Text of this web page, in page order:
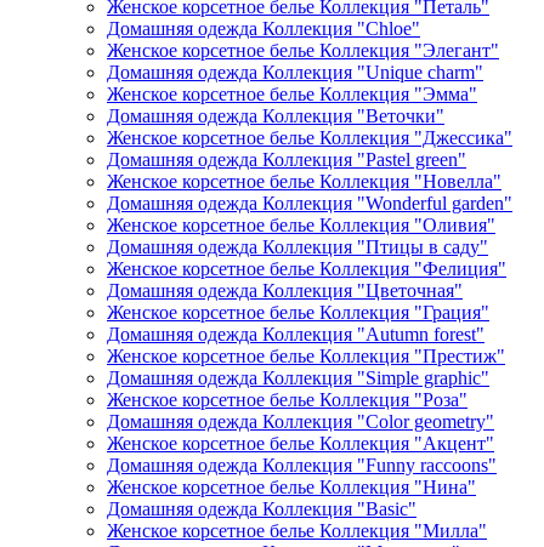
Женское корсетное белье Коллекция "Петаль"
Домашняя одежда Коллекция "Chloe"
Женское корсетное белье Коллекция "Элегант"
Домашняя одежда Коллекция "Unique charm"
Женское корсетное белье Коллекция "Эмма"
Домашняя одежда Коллекция "Веточки"
Женское корсетное белье Коллекция "Джессика"
Домашняя одежда Коллекция "Pastel green"
Женское корсетное белье Коллекция "Новелла"
Домашняя одежда Коллекция "Wonderful garden"
Женское корсетное белье Коллекция "Оливия"
Домашняя одежда Коллекция "Птицы в саду"
Женское корсетное белье Коллекция "Фелиция"
Домашняя одежда Коллекция "Цветочная"
Женское корсетное белье Коллекция "Грация"
Домашняя одежда Коллекция "Autumn forest"
Женское корсетное белье Коллекция "Престиж"
Домашняя одежда Коллекция "Simple graphic"
Женское корсетное белье Коллекция "Роза"
Домашняя одежда Коллекция "Color geometry"
Женское корсетное белье Коллекция "Акцент"
Домашняя одежда Коллекция "Funny raccoons"
Женское корсетное белье Коллекция "Нина"
Домашняя одежда Коллекция "Basic"
Женское корсетное белье Коллекция "Милла"